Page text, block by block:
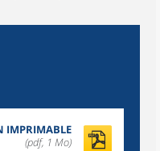
IMPRIMABLE
(pdf, 1 Mo)